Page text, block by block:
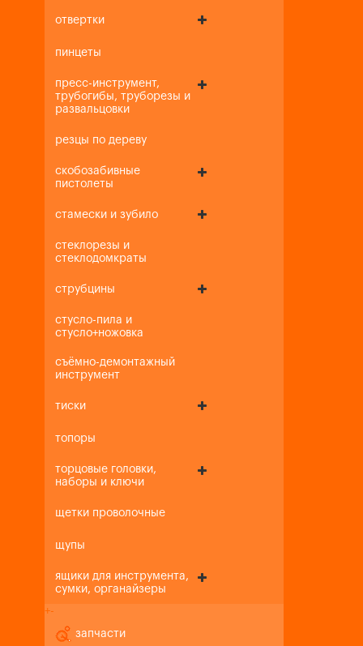
отвертки
пинцеты
пресс-инструмент,
трубогибы, труборезы и
развальцовки
резцы по дереву
скобозабивные
пистолеты
стамески и зубило
стеклорезы и
стеклодомкраты
струбцины
стусло-пила и
стусло+ножовка
съёмно-демонтажный
инструмент
тиски
топоры
торцовые головки,
наборы и ключи
щетки проволочные
щупы
ящики для инструмента,
сумки, органайзеры
+-
запчасти